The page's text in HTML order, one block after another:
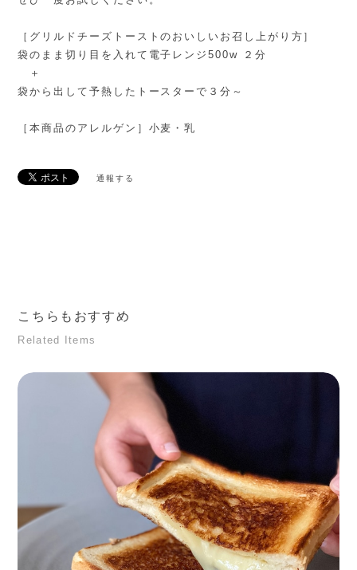
［グリルドチーズトーストのおいしいお召し上がり方］
袋のまま切り目を入れて電子レンジ500w ２分
＋
袋から出して予熱したトースターで３分～
［本商品のアレルゲン］小麦・乳
通報する
こちらもおすすめ
Related Items